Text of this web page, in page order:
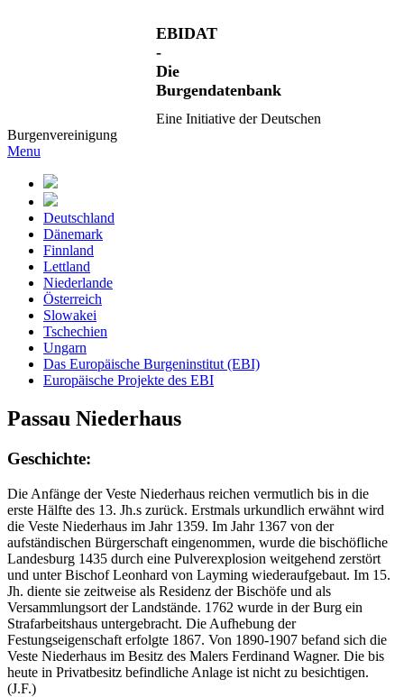
EBIDAT
-
Die
Burgendatenbank
Eine Initiative der Deutschen
Burgenvereinigung
Menu
Deutschland
Dänemark
Finnland
Lettland
Niederlande
Österreich
Slowakei
Tschechien
Ungarn
Das Europäische Burgeninstitut (EBI)
Europäische Projekte des EBI
Passau Niederhaus
Geschichte:
Die Anfänge der Veste Niederhaus reichen vermutlich bis in die
erste Hälfte des 13. Jh.s zurück. Erstmals urkundlich erwähnt wird
die Veste Niederhaus im Jahr 1359. Im Jahr 1367 von der
aufständischen Bürgerschaft eingenommen, wurde die bischöfliche
Landesburg 1435 durch eine Pulverexplosion weitgehend zerstört
und unter Bischof Leonhard von Layming wiederaufgebaut. Im 15.
Jh. diente sie zeitweise als Residenz der Bischöfe und als
Versammlungsort der Landstände. 1762 wurde in der Burg ein
Strafarbeitshaus untergebracht. Die Aufhebung der
Festungseigenschaft erfolgte 1867. Von 1890-1907 befand sich die
Veste Niederhaus im Besitz des Malers Ferdinand Wagner. Die bis
heute in Privatbesitz befindliche Anlage ist nicht zu besichtigen.
(J.F.)